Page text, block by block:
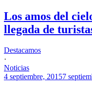
Los amos del
llegada de
Destacamos
·
Noticias
4 septiembre, 20157